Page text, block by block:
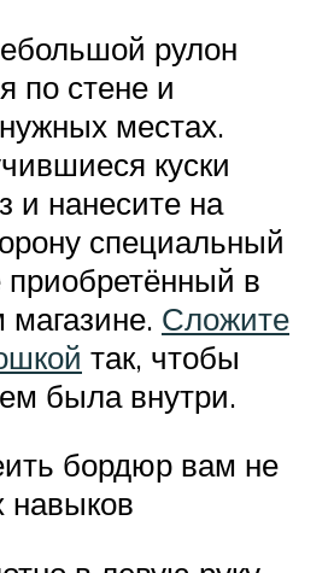
рулон
по стене и
местах.
куски
и нанесите на
специальный
приобретённый в
магазине. Сложите
так, чтобы
была внутри.
бордюр вам не
навыков